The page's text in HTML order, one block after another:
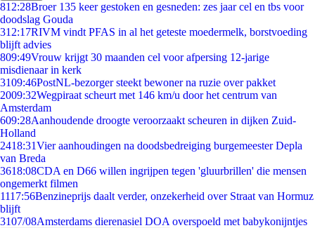
812:28Broer 135 keer gestoken en gesneden: zes jaar cel en tbs voor
doodslag Gouda
312:17RIVM vindt PFAS in al het geteste moedermelk, borstvoeding
blijft advies
809:49Vrouw krijgt 30 maanden cel voor afpersing 12-jarige
misdienaar in kerk
3109:46PostNL-bezorger steekt bewoner na ruzie over pakket
2009:32Wegpiraat scheurt met 146 km/u door het centrum van
Amsterdam
609:28Aanhoudende droogte veroorzaakt scheuren in dijken Zuid-
Holland
2418:31Vier aanhoudingen na doodsbedreiging burgemeester Depla
van Breda
3618:08CDA en D66 willen ingrijpen tegen 'gluurbrillen' die mensen
ongemerkt filmen
1117:56Benzineprijs daalt verder, onzekerheid over Straat van Hormuz
blijft
3107/08Amsterdams dierenasiel DOA overspoeld met babykonijntjes